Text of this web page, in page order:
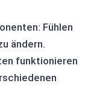
Fühlen
ändern.
funktionieren